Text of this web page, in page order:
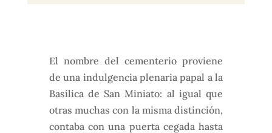
El nombre del cementerio proviene
de una indulgencia plenaria papal a la
Basílica de San Miniato: al igual que
otras muchas con la misma distinción,
contaba con una puerta cegada hasta